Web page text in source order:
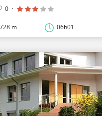
0 ·
728 m 06h01